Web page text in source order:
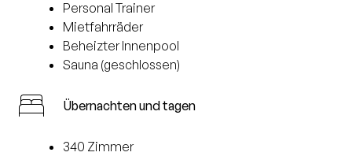
Personal Trainer
Mietfahrräder
Beheizter Innenpool
Sauna (geschlossen)
Übernachten und tagen
340 Zimmer